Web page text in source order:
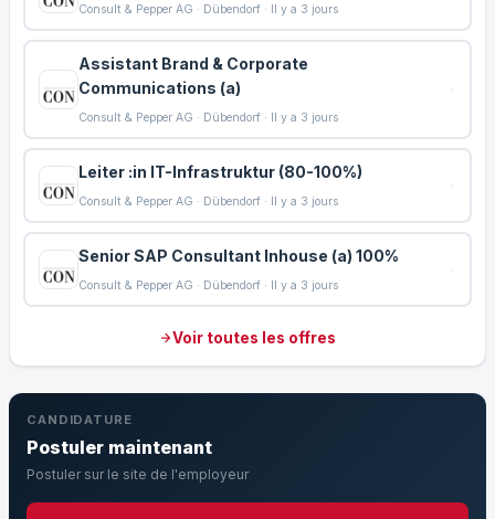
Consult & Pepper AG · Dübendorf · Il y a 3 jours
Assistant Brand & Corporate
Communications (a)
Consult & Pepper AG · Dübendorf · Il y a 3 jours
Leiter :in IT-Infrastruktur (80-100%)
Consult & Pepper AG · Dübendorf · Il y a 3 jours
Senior SAP Consultant Inhouse (a) 100%
Consult & Pepper AG · Dübendorf · Il y a 3 jours
Voir toutes les offres
CANDIDATURE
Postuler maintenant
Postuler sur le site de l'employeur